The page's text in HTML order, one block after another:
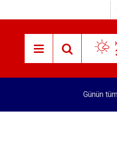
Merkez Bankası
Günün